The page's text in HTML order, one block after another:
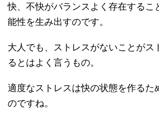
快、不快がバランスよく存在するこ
能性を生み出すのです。
大人でも、ストレスがないことがス
るとはよく言うもの。
適度なストレスは快の状態を作るた
のですね。